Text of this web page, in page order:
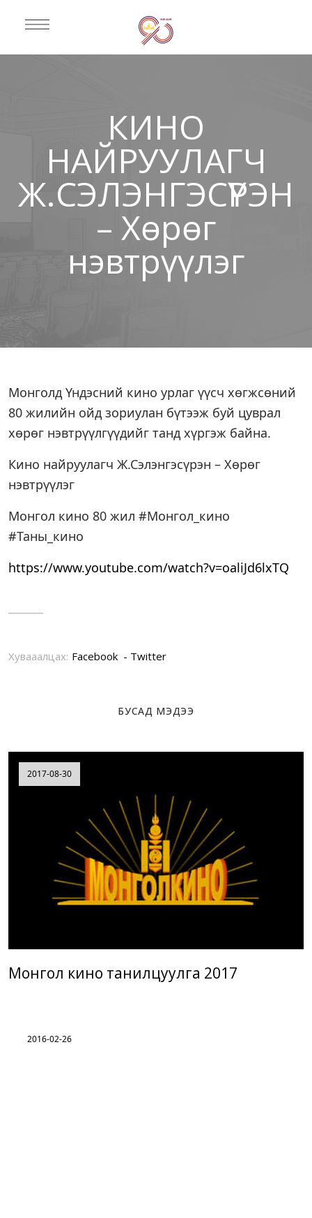
КИНО
НАЙРУУЛАГЧ
Ж.СЭЛЭНГЭСҮРЭН
– Хөрөг
нэвтрүүлэг
Монголд Үндэсний кино урлаг үүсч хөгжсөний
80 жилийн ойд зориулан бүтээж буй цуврал
хөрөг нэвтрүүлгүүдийг танд хүргэж байна.
Кино найруулагч Ж.Сэлэнгэсүрэн – Хөрөг
нэвтрүүлэг
Монгол кино 80 жил #Монгол_кино
#Таны_кино
https://www.youtube.com/watch?v=oaliJd6lxTQ
Хувааалцах: Facebook Twitter
БУСАД МЭДЭЭ
2017-08-30
Монгол кино танилцуулга 2017
2016-02-26